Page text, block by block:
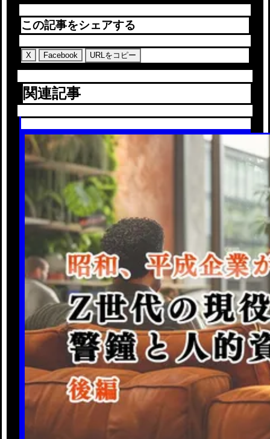
この記事をシェアする
X Facebook URLをコピー
関連記事